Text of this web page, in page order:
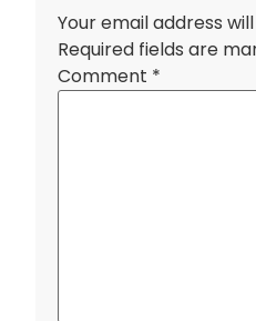
Your email address
Required fields are
Comment *